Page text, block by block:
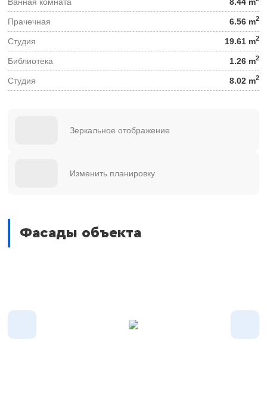
Прачечная 6.56 m2
Студия 19.61 m2
Библиотека 1.26 m2
Студия 8.02 m2
Зеркальное отображение
Изменить планировку
Фасады объекта